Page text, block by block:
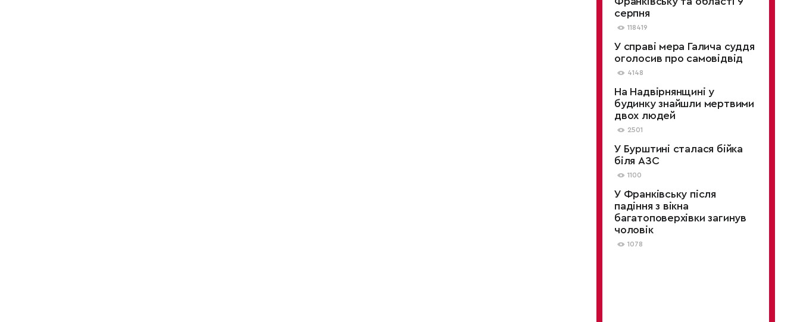
серпня
118419
У справі мера Галича суддя
оголосив про самовідвід
4148
На Надвірнянщині у
будинку знайшли мертвими
двох людей
2501
У Бурштині сталася бійка
біля АЗС
1100
У Франківську після
падіння з вікна
багатоповерхівки загинув
чоловік
1078